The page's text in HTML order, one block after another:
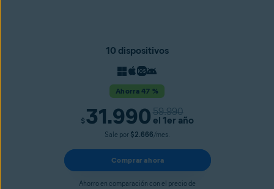
10 dispositivos
Ahorra 47 %
$31.990 59.990
el 1er año
Sale por $2.666/mes.
Comprar ahora
Ahorro en comparación con el precio de